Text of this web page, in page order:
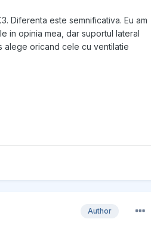
Diferenta este semnificativa. Eu am
in opinia mea, dar suportul lateral
alege oricand cele cu ventilatie
Author